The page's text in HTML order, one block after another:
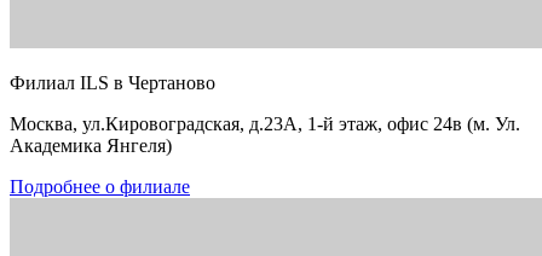
Филиал ILS в Чертаново
Москва, ул.Кировоградская, д.23А, 1-й этаж, офис 24в (м. Ул.
Академика Янгеля)
Подробнее о филиале